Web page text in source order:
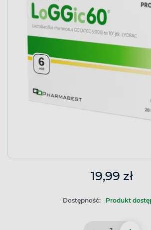
19,99 zł
Dostępność: Produkt